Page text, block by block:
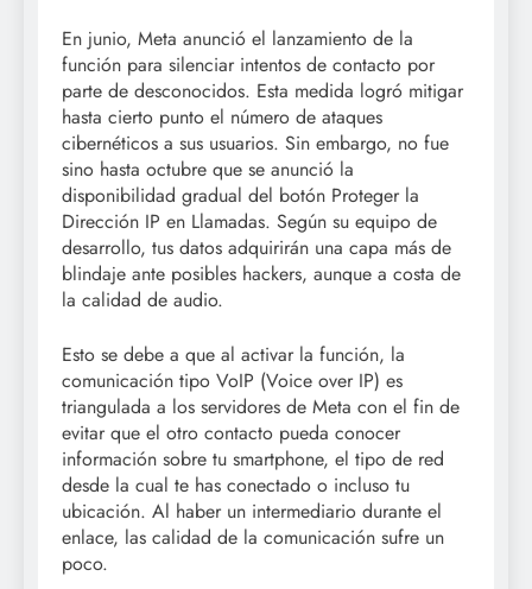
En junio, Meta anunció el lanzamiento de la
función para silenciar intentos de contacto por
parte de desconocidos. Esta medida logró mitigar
hasta cierto punto el número de ataques
cibernéticos a sus usuarios. Sin embargo, no fue
sino hasta octubre que se anunció la
disponibilidad gradual del botón Proteger la
Dirección IP en Llamadas. Según su equipo de
desarrollo, tus datos adquirirán una capa más de
blindaje ante posibles hackers, aunque a costa de
la calidad de audio.
Esto se debe a que al activar la función, la
comunicación tipo VoIP (Voice over IP) es
triangulada a los servidores de Meta con el fin de
evitar que el otro contacto pueda conocer
información sobre tu smartphone, el tipo de red
desde la cual te has conectado o incluso tu
ubicación. Al haber un intermediario durante el
enlace, las calidad de la comunicación sufre un
poco.